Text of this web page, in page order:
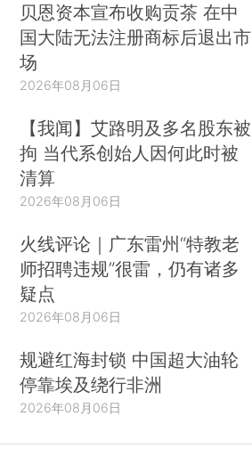
贝恩资本宣布收购贡茶 在中
国大陆无法注册商标后退出市
场
2026年08月06日
【我闻】艾路明及多名股东被
拘 当代系创始人因何此时被
清算
2026年08月06日
火线评论｜广东雷州“特教老
师招聘违规”很雷，仍有诸多
疑点
2026年08月06日
规避红海封锁 中国超大油轮
停靠埃及绕行非洲
2026年08月06日